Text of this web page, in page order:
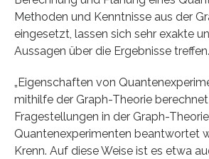
Methoden und Kenntnisse aus der
eingesetzt, lassen sich sehr exakte
Aussagen über die Ergebnisse treffen.
„Eigenschaften von
mithilfe der Graph-Theorie
Fragestellungen in der Graph-
Quantenexperimenten beantwortet
Krenn. Auf diese Weise ist es etwa